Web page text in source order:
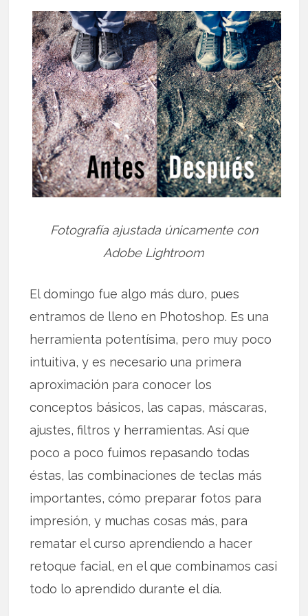
Fotografía ajustada únicamente con
Adobe Lightroom
El domingo fue algo más duro, pues
entramos de lleno en Photoshop. Es una
herramienta potentísima, pero muy poco
intuitiva, y es necesario una primera
aproximación para conocer los
conceptos básicos, las capas, máscaras,
ajustes, filtros y herramientas. Así que
poco a poco fuimos repasando todas
éstas, las combinaciones de teclas más
importantes, cómo preparar fotos para
impresión, y muchas cosas más, para
rematar el curso aprendiendo a hacer
retoque facial, en el que combinamos casi
todo lo aprendido durante el día.